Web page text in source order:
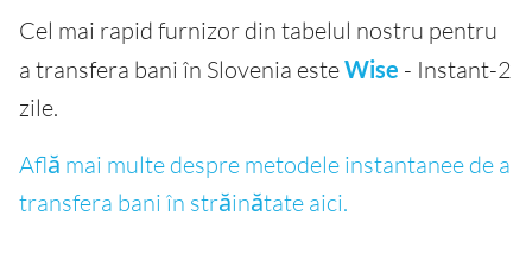
Cel mai rapid furnizor din tabelul nostru pentru
a transfera bani în Slovenia esteWise - Instant-2
zile.
Află mai multe despre metodele instantanee de a
transfera bani în străinătate aici.